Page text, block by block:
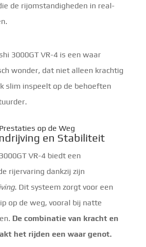
de rijomstandigheden in real-
3000GT VR-4 is een waar
wonder, dat niet alleen krachtig
slim inspeelt op de behoeften
op de Weg
en Stabiliteit
VR-4 biedt een
rijervaring dankzij zijn
. Dit systeem zorgt voor een
op de weg, vooral bij natte
De combinatie van kracht en
het rijden een waar genot.